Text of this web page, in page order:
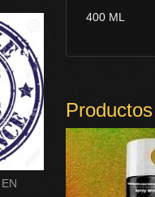
400 ML